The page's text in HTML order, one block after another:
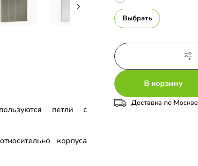
Выбрать
В корзину
Доставка по Москве
петли с
корпуса